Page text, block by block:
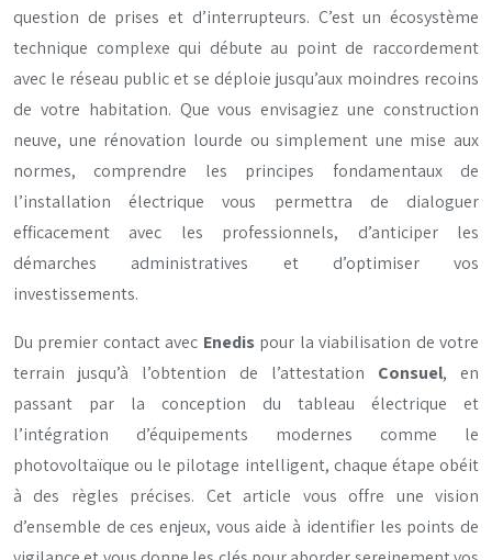
question de prises et d’interrupteurs. C’est un écosystème
technique complexe qui débute au point de raccordement
avec le réseau public et se déploie jusqu’aux moindres recoins
de votre habitation. Que vous envisagiez une construction
neuve, une rénovation lourde ou simplement une mise aux
normes, comprendre les principes fondamentaux de
l’installation électrique vous permettra de dialoguer
efficacement avec les professionnels, d’anticiper les
démarches administratives et d’optimiser vos
investissements.
Du premier contact avec Enedispour la viabilisation de votre
terrain jusqu’à l’obtention de l’attestation Consuel, en
passant par la conception du tableau électrique et
l’intégration d’équipements modernes comme le
photovoltaïque ou le pilotage intelligent, chaque étape obéit
à des règles précises. Cet article vous offre une vision
d’ensemble de ces enjeux, vous aide à identifier les points de